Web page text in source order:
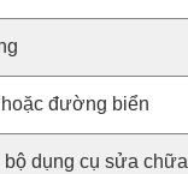
đường biển
dụng cụ sửa chữa